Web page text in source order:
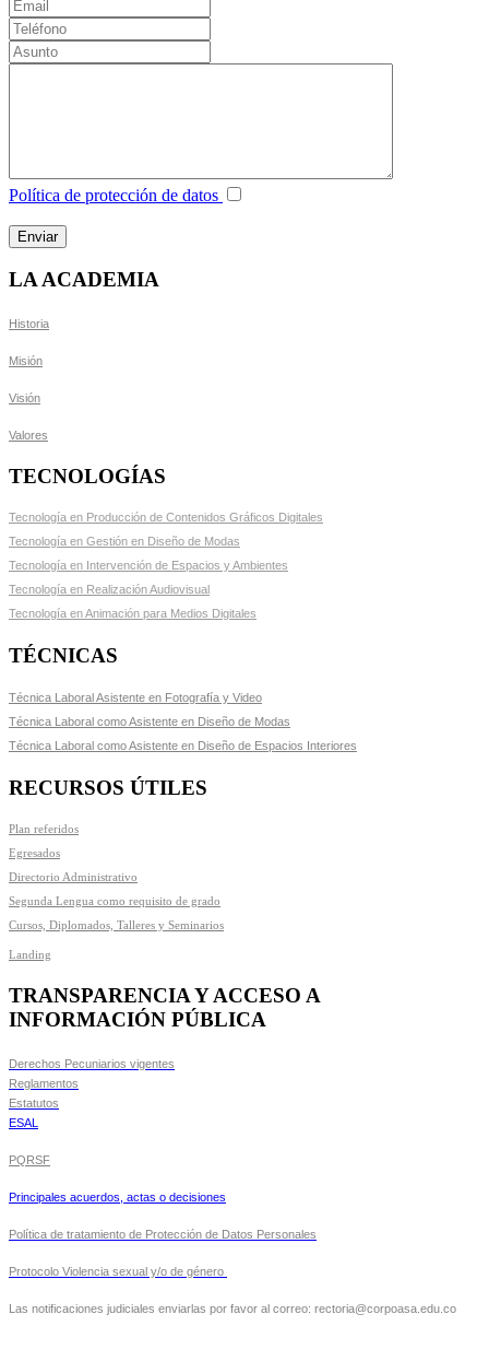
Política de protección de datos
LA ACADEMIA
Historia
Misión
Visión
Valores
TECNOLOGÍAS
Tecnología en Producción de Contenidos Gráficos Digitales
Tecnología en Gestión en Diseño de Modas
Tecnología en Intervención de Espacios y Ambientes
Tecnología en Realización Audiovisual
Tecnología en Animación para Medios Digitales
TÉCNICAS
Técnica Laboral Asistente en Fotografía y Video
Técnica Laboral como Asistente en Diseño de Modas
Técnica Laboral como Asistente en Diseño de Espacios Interiores
RECURSOS ÚTILES
Plan referidos
Egresados
Directorio Administrativo
Segunda Lengua como requisito de grado
Cursos, Diplomados, Talleres y Seminarios
Landing
TRANSPARENCIA Y ACCESO A
INFORMACIÓN PÚBLICA
Derechos Pecuniarios vigentes
Reglamentos
Estatutos
ESAL
PQRSF
Principales acuerdos, actas o decisiones
Política de tratamiento de Protección de Datos Personales
Protocolo Violencia sexual y/o de género
Las notificaciones judiciales enviarlas por favor al correo: rectoria@corpoasa.edu.co